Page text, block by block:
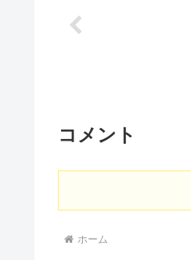
コメント
ホーム